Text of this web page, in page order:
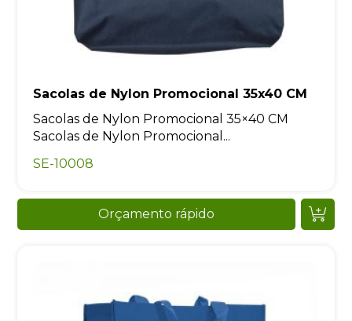
Sacolas de Nylon Promocional 35x40 CM
Sacolas de Nylon Promocional 35×40 CM
Sacolas de Nylon Promocional...
SE-10008
Orçamento rápido